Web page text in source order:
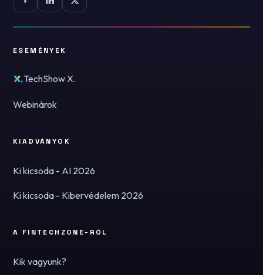
ESEMÉNYEK
TechShow X.
Webinárok
KIADVÁNYOK
Ki kicsoda - AI 2026
Ki kicsoda - Kibervédelem 2026
A FINTECHZONE-RÓL
Kik vagyunk?